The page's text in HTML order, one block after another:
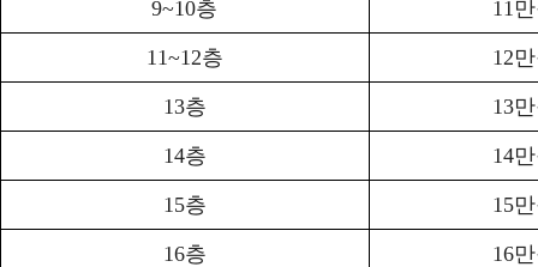
9~10층 11
11~12층 12
13층 13
14층 14
15층 15
16층 16